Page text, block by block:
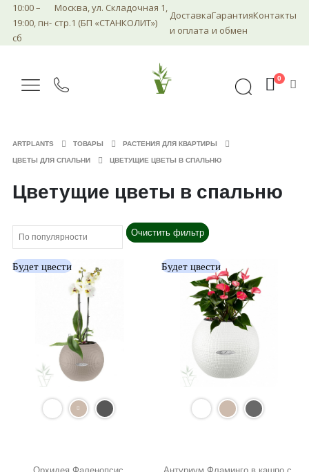
10:00 –
19:00, пн-
сб
Москва, ул. Складочная 1,
стр.1 (БП «СТАНКОЛИТ»)
Доставка
и оплата
Гарантия
и обмен
Контакты
0
ARTPLANTS ТОВАРЫ РАСТЕНИЯ ДЛЯ КВАРТИРЫ
ЦВЕТЫ ДЛЯ СПАЛЬНИ ЦВЕТУЩИЕ ЦВЕТЫ В СПАЛЬНЮ
Цветущие цветы в спальню
Очистить фильтр
Будет цвести Будет цвести